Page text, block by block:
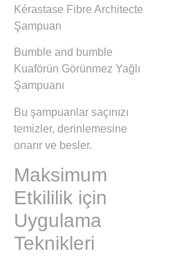
Kérastase Fibre Architecte
Şampuan
Bumble and bumble
Kuaförün Görünmez Yağlı
Şampuanı
Bu şampuanlar saçınızı
temizler, derinlemesine
onarır ve besler.
Maksimum
Etkililik için
Uygulama
Teknikleri